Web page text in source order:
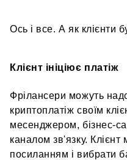
Ось і все. А як клієнти
Клієнт ініціює платіж
Фрілансери можуть
криптоплатіж своїм
месенджером, бізнес-
каналом зв'язку.
посиланням і вибрати